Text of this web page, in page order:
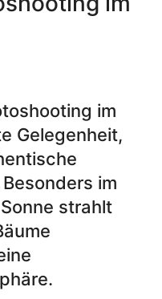
im
Gelegenheit,
im
strahlt